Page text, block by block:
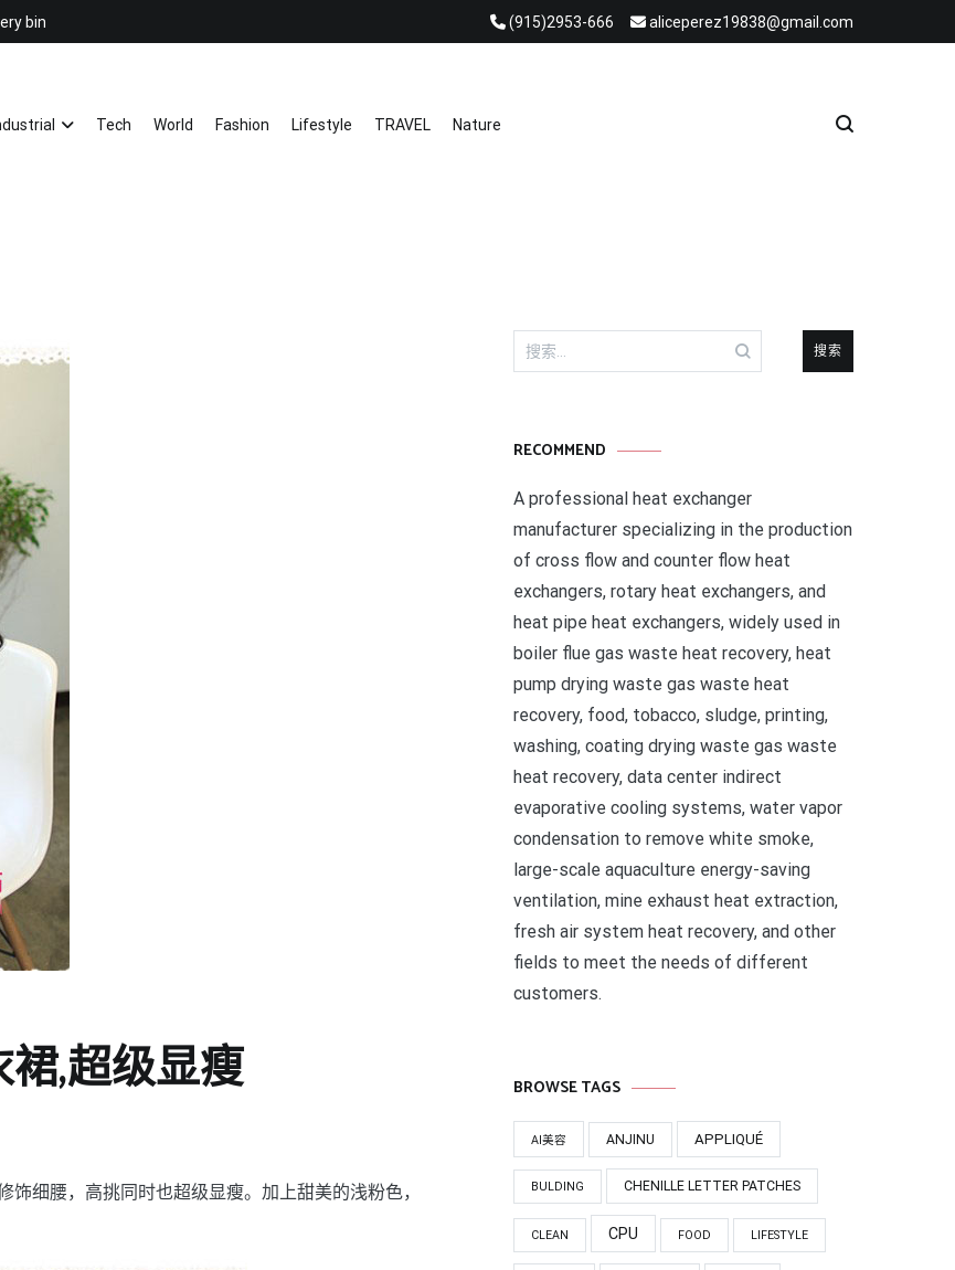
bin (915)2953-666 aliceperez19838@gmail.com
Tech World Fashion Lifestyle TRAVEL Nature
,超级显瘦
细腰，高挑同时也超级显瘦。加上甜美的浅粉色，
搜
索：
RECOMMEND
A professional heat exchanger
manufacturer specializing in the production
of cross flow and counter flow heat
exchangers, rotary heat exchangers, and
heat pipe heat exchangers, widely used in
boiler flue gas waste heat recovery, heat
pump drying waste gas waste heat
recovery, food, tobacco, sludge, printing,
washing, coating drying waste gas waste
heat recovery, data center indirect
evaporative cooling systems, water vapor
condensation to remove white smoke,
large-scale aquaculture energy-saving
ventilation, mine exhaust heat extraction,
fresh air system heat recovery, and other
fields to meet the needs of different
customers.
BROWSE TAGS
AI美容 ANJINU APPLIQUÉ
BULDING CHENILLE LETTER PATCHES
CLEAN CPU FOOD LIFESTYLE